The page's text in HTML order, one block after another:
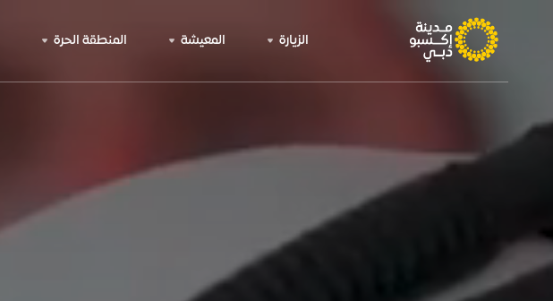
الزيارة المعيشة المنطقة الحرة